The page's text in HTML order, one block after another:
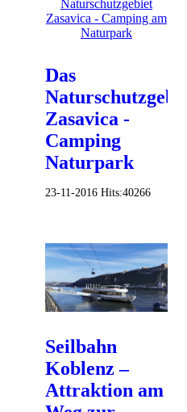
Das
Naturschutzgebiet
Zasavica -
Camping
Naturpark
23-11-2016 Hits:40266
Seilbahn
Koblenz –
Attraktion am